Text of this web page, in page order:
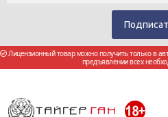
Лицензионный товар можно получить только в
предъявлении всех